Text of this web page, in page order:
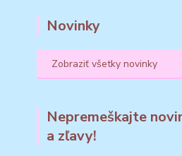
Novinky
Zobraziť všetky novinky
Nepremeškajte
a zľavy!